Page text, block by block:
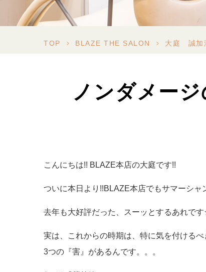
TOP > BLAZE THE SALON > 大庭 誠加
ノンダメー
こんにちは!! BLAZE本店の大庭です!!
ついに本日より!!BLAZE本店でもサマーシ
去年も大好評だった、スーッとするあれで
実は、これからの時期は、特に気を付けるべ
3つの『害』があるんです。。。